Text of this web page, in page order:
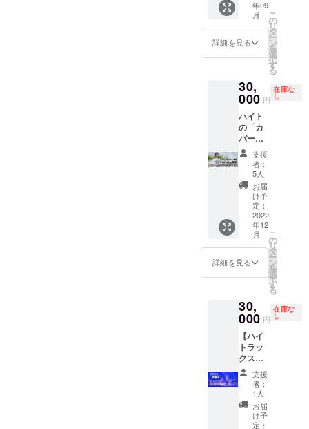
装。(ほ
んま
に？)
MV "
Yeah!! "
にも着
用して
おりま
した。
懐かし
い。
ジャ
ケット
のみ
（白
本人着
用、黒
ダン
サー着
用分
セッ
ト）
で着用
しまし
た衣装
をご支
援者様
へご提
しま
す。
No.09
2015年
11月 グ
ループ
時代の
ソロイ
ベント
出演時
の衣
装。 顔
つきも
変わり
ました
ね。
トップ
年09
月
詳細を見る
こ
の
リ
タ
ー
ン
を
選
択
す
る
30,
000 円
在庫な
し
ハイト
の「カ
バー動
画」
Youtub
e撮影
あなた
のお店
で撮影
しま
す。
チャン
ネル登
録者数
１.３万
人超
https://
www.yo
utube.c
om/c/hi
ghtrax/
詳しく
はカ
バー動
画をご
覧くだ
さい。
動画の
支援
者：
5人
お届
け予
定：
2022
年12
月
詳細を見る
こ
の
リ
タ
ー
ン
を
選
択
す
る
30,
000 円
在庫な
し
【ハイ
トラッ
クスス
タジオ
断捨離
企画】
ハイト
が撮影
やス
支援
者：
1人
お届
け予
定：